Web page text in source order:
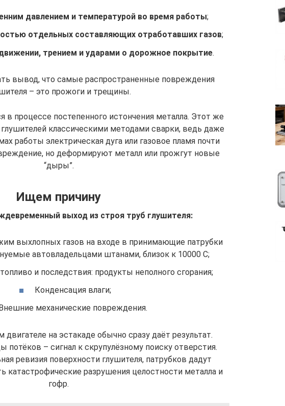
давлением и температурой во время работы;
отдельных составляющих отработавших газов;
трением и ударами о дорожное покрытие.
вывод, что самые распространенные повреждения
– это прожоги и трещины.
в процессе постепенного истончения металла. Этот же
классическими методами сварки, ведь даже
работы электрическая дуга или газовое пламя почти
но деформируют металл или прожгут новые
“дыры”.
Ищем причину
выход из строя труб глушителя:
выхлопных газов на входе в принимающие патрубки
автовладельцами штанами, близок к 10000 С;
и последствия: продукты неполного сгорания;
Конденсация влаги;
механические повреждения.
на эстакаде обычно сразу даёт результат.
потёков – сигнал к скрупулёзному поиску отверстия.
ревизия поверхности глушителя, патрубков дадут
катастрофические разрушения целостности металла и
гофр.